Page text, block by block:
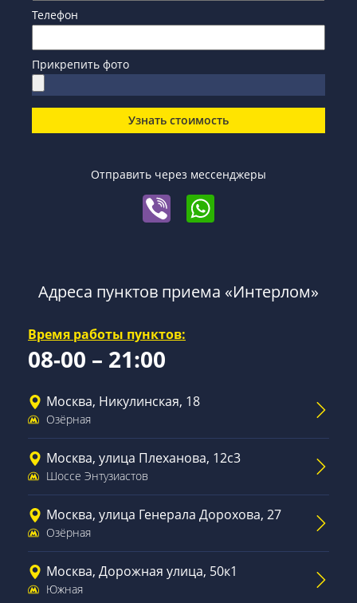
Телефон
Прикрепить фото
Узнать стоимость
Отправить через мессенджеры
Адреса пунктов приема «Интерлом»
Время работы пунктов:
08-00 – 21:00
Москва, Никулинская, 18
Озёрная
Москва, улица Плеханова, 12с3
Шоссе Энтузиастов
Москва, улица Генерала Дорохова, 27
Озёрная
Москва, Дорожная улица, 50к1
Южная